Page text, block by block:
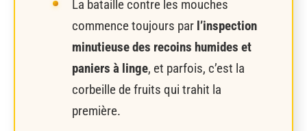
La bataille contre les mouches
commence toujours par l’inspection
minutieuse des recoins humides et
paniers à linge, et parfois, c’est la
corbeille de fruits qui trahit la
première.